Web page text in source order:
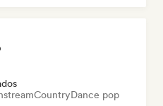
CountryDance pop